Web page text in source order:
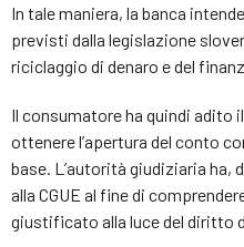
In tale maniera, la banca
previsti dalla legislazione
riciclaggio di denaro e del
Il consumatore ha quindi adito
ottenere l’apertura del conto
base. L’autorità giudiziaria
alla CGUE al fine di
giustificato alla luce del diritto